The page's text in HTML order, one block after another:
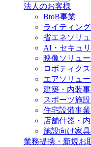
法人のお客様
BtoB事業
ライティン
省エネソリ
AI・セキュ
映像ソリュ
ロボティク
エアソリュ
建築・内装
スポーツ施
住宅設備事業
店舗什器・
施設向け家
業務提携・新規お